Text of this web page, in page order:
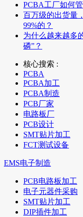
PCBA工厂如何
百万级的出货量
99%的？
为什么越来越多
磷”？
核心搜索 :
PCBA
PCBA加工
PCBA制造
PCB厂家
电路板厂
PCB设计
SMT贴片加工
FCT测试设备
EMS电子制造
PCB电路板加工
电子元器件采购
SMT贴片加工
DIP插件加工